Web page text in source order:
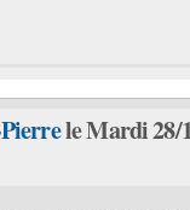
le Mardi 28/